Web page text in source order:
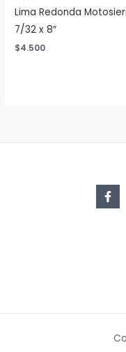
Lima Redonda
7/32 x 8″
$4.500